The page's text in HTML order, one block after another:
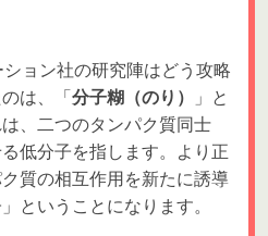
ョン社の研究陣はどう攻略
は、「分子糊（のり）
」と
、二つのタンパク質同士
低分子を指します。より正
質の相互作用を新たに誘導
ということになります。